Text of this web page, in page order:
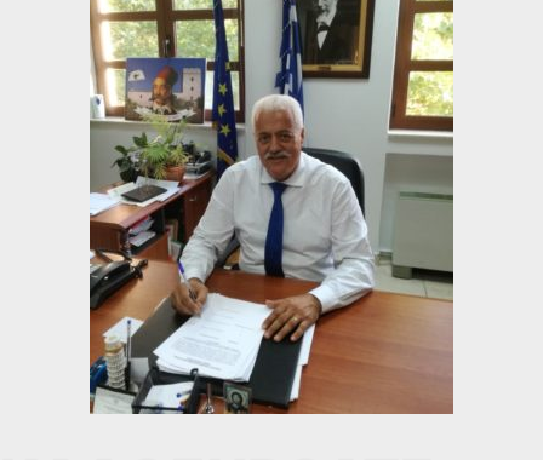
07/08/2026
Μάθε περισσότερα
ΕΝΗΜΕΡΩΣΗ ΔΙΑΚΟΠΗΣ ΗΛΕΚΤΡΙΚΟΥ
ΡΕΥΜΑΤΟΣ
05/08/2026
Μάθε περισσότερα
ΔΕΛΤΙΟ ΤΥΠΟΥ – Η 4η Γιορτή του Απόδημου
Κρητικού: Μια μεγάλη αγκαλιά…